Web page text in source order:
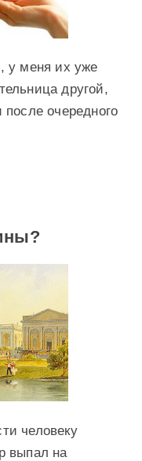
у меня их уже
другой,
после очередного
человеку
выпал на